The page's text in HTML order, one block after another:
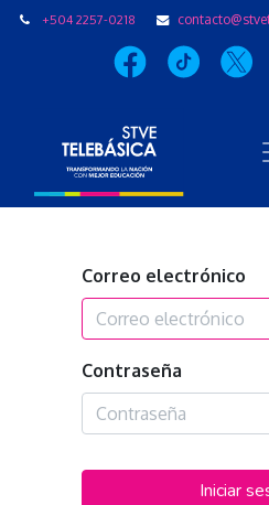
+504 2257-0218
Correo electrónico
Contraseña
Iniciar